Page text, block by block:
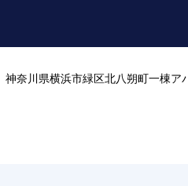
神奈川県横浜市緑区北八朔町一棟ア